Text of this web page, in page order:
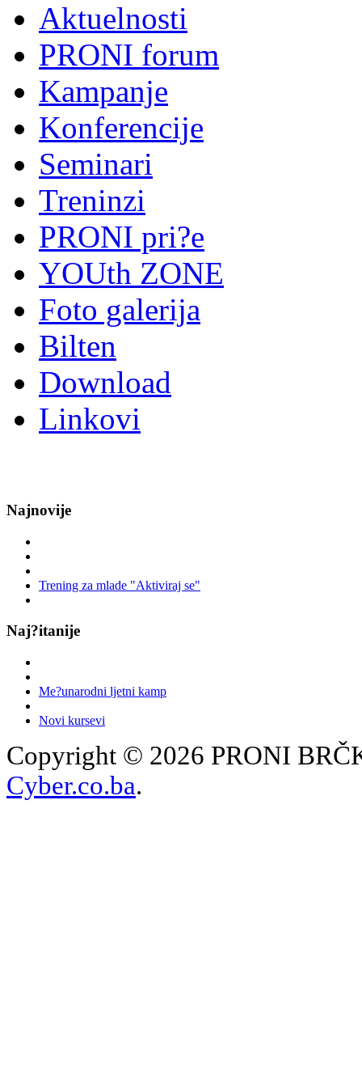
Aktuelnosti
PRONI forum
Kampanje
Konferencije
Seminari
Treninzi
PRONI pri?e
YOUth ZONE
Foto galerija
Bilten
Download
Linkovi
Najnovije
Trening za mlade "Aktiviraj se"
Naj?itanije
Me?unarodni ljetni kamp
Novi kursevi
Copyright © 2026 PRONI
Cyber.co.ba.